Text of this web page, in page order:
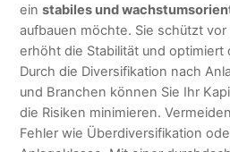
einstabiles und
aufbauen möchte. Sie schützt
erhöht die Stabilität und optimiert
Durch die Diversifikation nach
und Branchen können Sie Ihr
die Risiken minimieren.
Fehler wie Überdiversifikation